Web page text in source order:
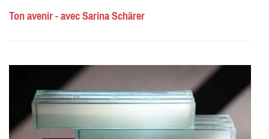
Ton avenir - avec Sarina Schärer